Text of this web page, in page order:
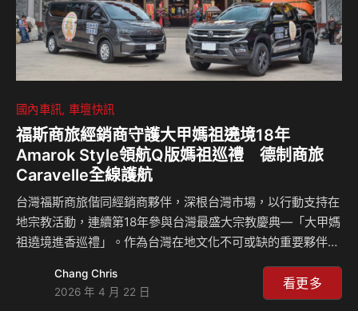
國內車訊 車壇快訊
福斯商旅經銷商守護大甲媽祖遶境18年
Amarok Style領航Q版媽祖巡禮 德制商旅
Caravelle全線護航
台灣福斯商旅偕同經銷商夥伴，深根台灣市場，以行動支持在
地宗教活動，連續第18年參與台灣最盛大宗教慶典—「大甲媽
祖遶境進香巡禮」。作為台灣在地文化不可或缺的重要夥伴，
成的德制後勤車隊，用實際行動守護每一位踏上信仰之路的民
眾。 福斯商旅經銷商同時出動全新 Amarok Style 領軍，擔綱
Chang Chris
2026 年 4 月 22 日
看更多